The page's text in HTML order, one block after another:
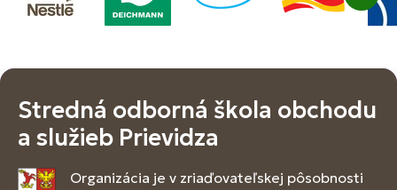
Stredná odborná škola obchodu
a služieb Prievidza
Organizácia je v zriaďovateľskej pôsobnosti